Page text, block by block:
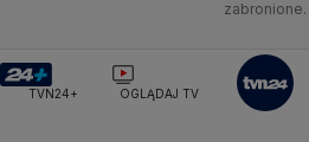
Pogoda
Pogoda Krynica-Zdrój
Pogoda
Pogoda Suwałki Pogoda Radom
Olsztyn
Dla seniora
TVN7
zabronione.
TVN24+ OGLĄDAJ TV